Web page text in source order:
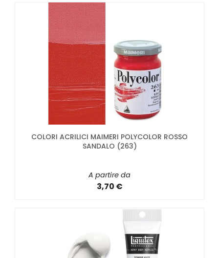
COLORI ACRILICI MAIMERI POLYCOLOR ROSSO
SANDALO (263)
A partire da
3,70 €